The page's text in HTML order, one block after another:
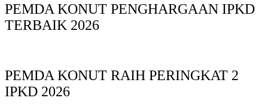
PEMDA KONUT PENGHARGAAN IPKD
TERBAIK 2026
PEMDA KONUT RAIH PERINGKAT 2
IPKD 2026